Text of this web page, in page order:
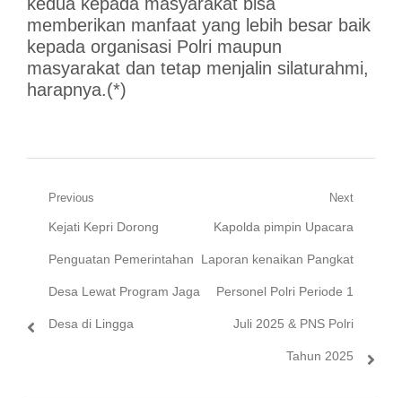
memberikan manfaat yang lebih besar baik
kepada organisasi Polri maupun
masyarakat dan tetap menjalin silaturahmi,
harapnya.(*)
Navigasi
pos
Previous
Previous
post:
Kejati Kepri Dorong
Penguatan Pemerintahan
Desa Lewat Program Jaga
Desa di Lingga
Next
Next
post:
Kapolda pimpin Upacara
Laporan kenaikan Pangkat
Personel Polri Periode 1
Juli 2025 & PNS Polri
Tahun 2025